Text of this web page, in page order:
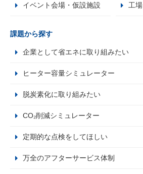
イベント会場・仮設施設 工場
課題から探す
企業として省エネに取り組みたい
ヒーター容量シミュレーター
脱炭素化に取り組みたい
CO₂削減シミュレーター
定期的な点検をしてほしい
万全のアフターサービス体制